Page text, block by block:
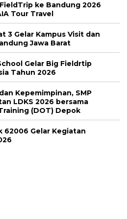
ke Bandung 2026
Tour Travel
3 Gelar Kampus Visit dan
Jawa Barat
Gelar Big Fieldrtip
Tahun 2026
Kepemimpinan, SMP
LDKS 2026 bersama
(DOT) Depok
62006 Gelar Kegiatan